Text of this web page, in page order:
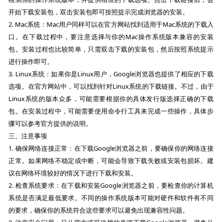
开始下载安装包，双击安装包即可按照提示完成浏览器的安装。
2. Mac系统：Mac用户同样可以在官方网站找到适用于Mac系统的下载入
口。在下载过程中，要注意选择与你的Mac操作系统版本兼容的安装
包。安装过程也比较简单，只需双击下载的安装包，然后按照系统提示
进行操作即可。
3. Linux系统：如果你是Linux用户，Google浏览器也提供了相应的下载
选项。在官方网站中，可以找到针对Linux系统的下载链接。不过，由于
Linux系统的版本众多，可能需要根据你的具体发行版选择正确的下载
包。在安装过程中，可能需要使用命令行工具来完成一些操作，具体步
骤可以参考官方提供的说明。
三、注意事项
1. 确保网络连接正常：在下载Google浏览器之前，要确保你的网络连接
正常。如果网络不稳定或中断，可能会导致下载失败或安装包损坏。建
议在网络环境较好的情况下进行下载和安装。
2. 检查系统要求：在下载和安装Google浏览器之前，要检查你的计算机
系统是否满足最低要求。不同的操作系统版本可能对硬件和软件有不同
的要求，确保你的系统符合这些要求可以避免出现兼容性问题。